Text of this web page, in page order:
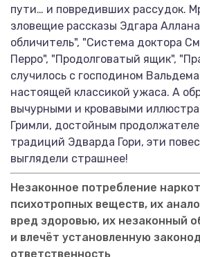
пути… и повредивших рассудок.
зловещие рассказы Эдгара
обличитель", "Система доктора
Перро", "Продолговатый ящик",
случилось с господином
настоящей классикой ужаса. А
вычурными и кровавыми
Гримли, достойным
традиций Эдварда Гори, эти
выглядели страшнее!
Незаконное потребление
психотропных веществ, их
вред здоровью, их незаконный
и влечёт установленную
ответственность